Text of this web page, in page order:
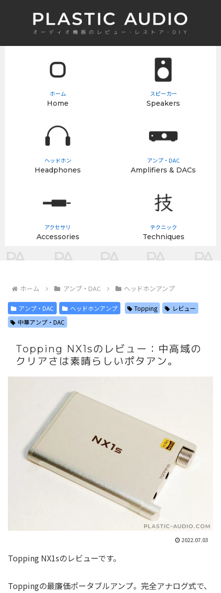
ホーム
Home
スピーカー
Speakers
ヘッドホン
Headphones
アンプ・DAC
Amplifiers & DACs
アクセサリ
Accessories
テクニック
Techniques
ホーム アンプ・DAC ヘッドホンアンプ
アンプ・DAC ヘッドホンアンプ Topping
レビュー
中華アンプ・DAC
Topping NX1sのレビュー：中高域の
クリアさは素晴らしいポタアン。
2022.07.03
Topping NX1sのレビューです。
Toppingの最廉価ポータブルアンプ。完全アナログ式で、